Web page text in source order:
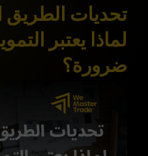
تحديات الطريق
لماذا يعتبر
ضرورة؟